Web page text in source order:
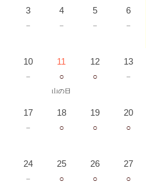
3
－
4
－
5
－
6
－
10
－
11
○
山の日
12
○
13
－
17
－
18
○
19
○
20
○
24
－
25
○
26
○
27
○